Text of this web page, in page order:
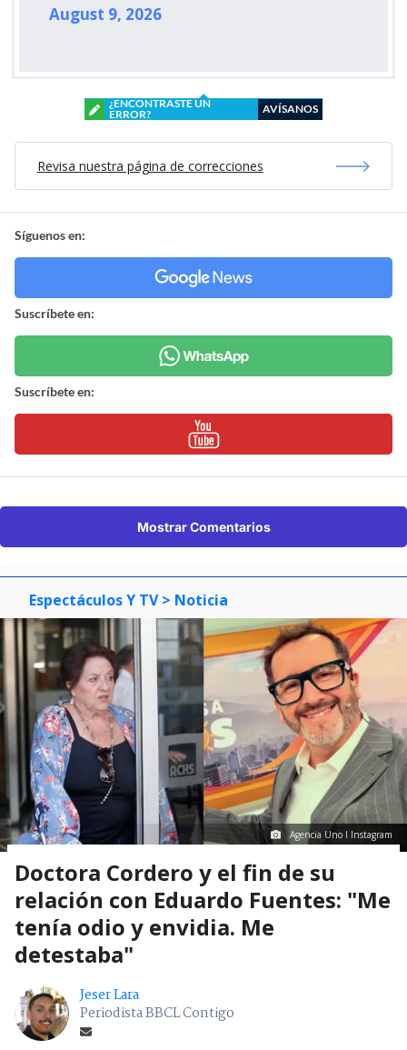
August 9, 2026
¿ENCONTRASTE UN
ERROR?
AVÍSANOS
Revisa nuestra página de correcciones
Síguenos en:
Suscríbete en:
Suscríbete en:
Mostrar Comentarios
Espectáculos Y TV > Noticia
Agencia Uno I Instagram
Doctora Cordero y el fin de su
relación con Eduardo Fuentes: "Me
tenía odio y envidia. Me
detestaba"
Jeser Lara
Periodista BBCL Contigo